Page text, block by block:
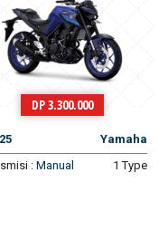
DP 3.300.000
Yamaha
: Manual 1 Type